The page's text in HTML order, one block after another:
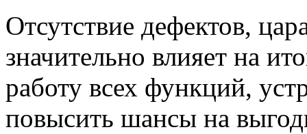
Отсутствие дефектов,
значительно влияет на
работу всех функций,
повысить шансы на